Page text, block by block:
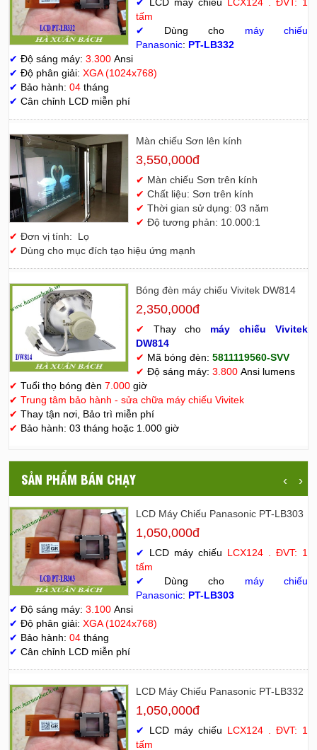
tấm
✔
Dùng cho máy chiếu
Panasonic: PT-LB332
✔ Độ sáng máy: 3.300 Ansi
✔ Độ phân giải: XGA (1024x768)
✔ Bảo hành: 04 tháng
✔ Cân chỉnh LCD miễn phí
Màn chiếu Sơn lên kính
3,550,000đ
✔ Màn chiếu Sơn trên kính
✔ Chất liệu: Sơn trên kính
✔ Thời gian sử dụng: 03 năm
✔ Độ tương phản: 10.000:1
✔ Đơn vị tính: Lọ
✔ Dùng cho mục đích tạo hiệu ứng mạnh
Bóng đèn máy chiếu Vivitek DW814
2,350,000đ
✔ Thay cho máy chiếu Vivitek
DW814
✔ Mã bóng đèn: 5811119560-SVV
✔ Độ sáng máy: 3.800Ansi lumens
✔ Tuổi thọ bóng đèn 7.000 giờ
✔ Trung tâm bảo hành - sửa chữa máy chiếu Vivitek
✔ Thay tận nơi, Bảo trì miễn phí
✔ Bảo hành: 03 tháng hoặc 1.000 giờ
SẢN PHẨM BÁN CHẠY ‹ ›
LCD Máy Chiếu Panasonic PT-LB303
1,050,000đ
✔ LCD máy chiếu LCX124 . ĐVT: 1
tấm
✔
Dùng cho máy chiếu
Panasonic: PT-LB303
✔ Độ sáng máy: 3.100 Ansi
✔ Độ phân giải: XGA (1024x768)
✔ Bảo hành: 04 tháng
✔ Cân chỉnh LCD miễn phí
LCD Máy Chiếu Panasonic PT-LB332
1,050,000đ
✔ LCD máy chiếu LCX124 . ĐVT: 1
tấm